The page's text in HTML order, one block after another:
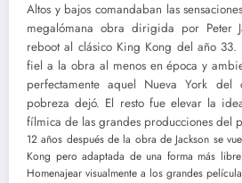
Altos y bajos comandaban las
megalómana obra dirigida por Peter
reboot al clásico King Kong del año
fiel a la obra al menos en época y
perfectamente aquel Nueva York del
pobreza dejó. El resto fue elevar la
fílmica de las grandes producciones del
12 años después de la obra de Jackson se
Kong pero adaptada de una forma más
Homenajear visualmente a los grandes